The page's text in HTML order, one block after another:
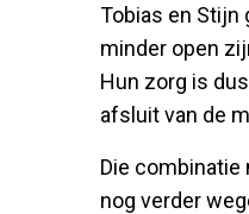
Tobias en Stijn
minder open
Hun zorg is
afsluit van de
Die combinatie
nog verder